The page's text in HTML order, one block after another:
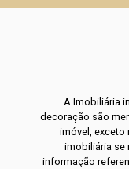
A Imobiliária
decoração são
imóvel,
imobiliária se
informação